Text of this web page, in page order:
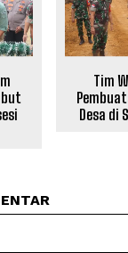
Tim
Desa di